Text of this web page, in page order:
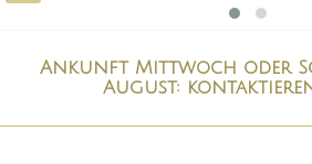
Ankunft Mittwoch oder
August: